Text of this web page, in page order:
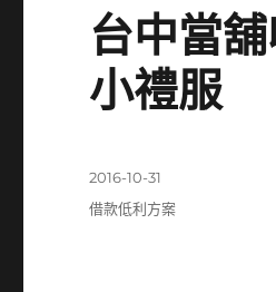
台中當
小禮服
發
佈
2016-10-31
分
借款低利方案